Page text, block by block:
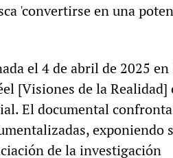
'convertirse en una
el 4 de abril de 2025 en
[Visiones de la Realidad]
El documental confronta
exponiendo
de la investigación